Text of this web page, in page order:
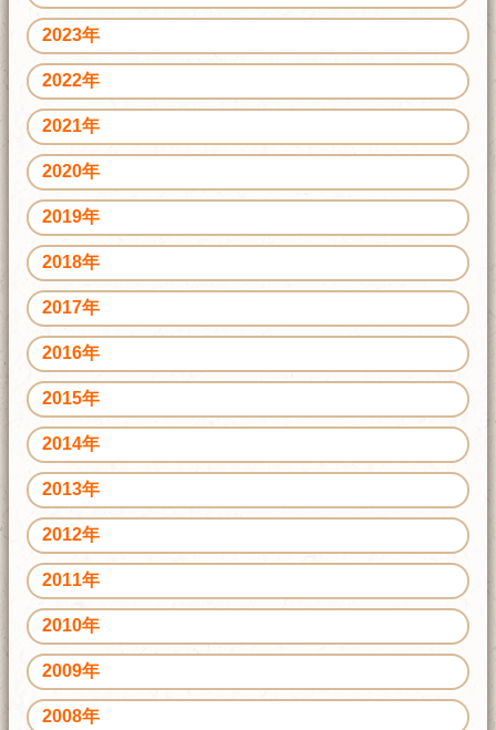
2023年
2022年
2021年
2020年
2019年
2018年
2017年
2016年
2015年
2014年
2013年
2012年
2011年
2010年
2009年
2008年